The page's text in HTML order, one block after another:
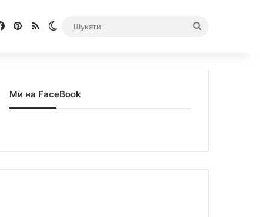
Facebook
Pinterest
RSS Switch skin
Ми на FaceBook